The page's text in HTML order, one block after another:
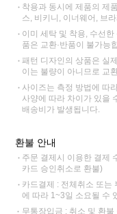
착용과 동시에 제품의 제
스, 비키니, 이너웨어, 브
이미 세탁 및 착용, 수선
품은 교환·반품이 불가능
패턴 디자인의 상품은 실
이는 불량이 아니므로 교
사이즈는 측정 방법에 따
사양에 따라 차이가 있을
배송비가 발생됩니다.
환불 안내
주문 결제시 이용한 결제
카드 승인취소로 환불)
카드결제 : 전체취소 또는
에 따라 1~3일 소요될 수
무통장입금 : 취소 및 환